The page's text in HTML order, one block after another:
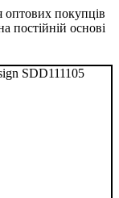
оптових покупців
постійній основі